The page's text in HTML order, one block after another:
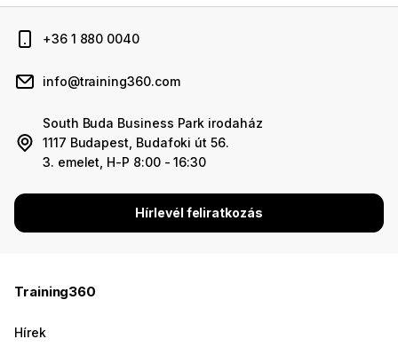
+36 1 880 0040
info@training360.com
South Buda Business Park irodaház
1117 Budapest, Budafoki út 56.
3. emelet, H-P 8:00 - 16:30
Hírlevél feliratkozás
Training360
Hírek